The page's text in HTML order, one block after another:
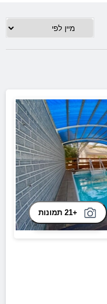
+21 תמונות